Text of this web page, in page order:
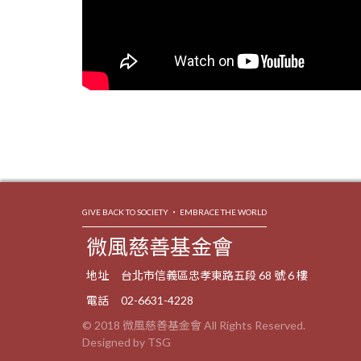
GIVE BACK TO SOCIETY ‧ EMBRACE THE WORLD
微風慈善基金會
地址
台北市信義區忠孝東路五段 68 號 6 樓
電話
02-6631-4228
© 2018 微風慈善基金會 All Rights Reserved.
Designed by TSG